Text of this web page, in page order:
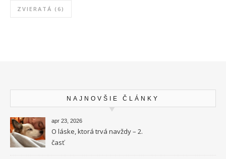
ZVIERATÁ (6)
NAJNOVŠIE ČLÁNKY
apr 23, 2026
O láske, ktorá trvá navždy – 2.
časť